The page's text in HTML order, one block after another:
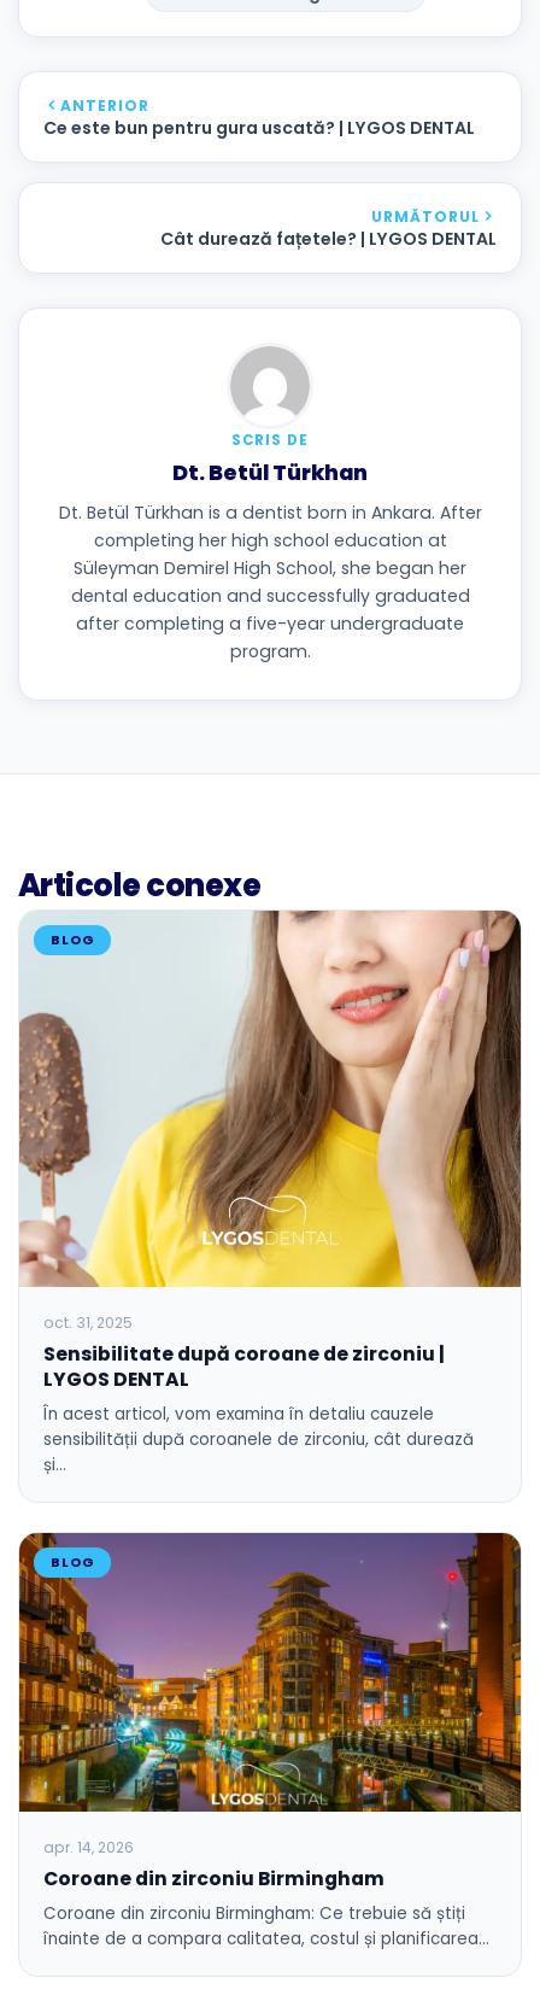
ANTERIOR
Ce este bun pentru gura uscată? | LYGOS DENTAL
URMĂTORUL
Cât durează fațetele? | LYGOS DENTAL
SCRIS DE
Dt. Betül Türkhan
Dt. Betül Türkhan is a dentist born in Ankara. After
completing her high school education at
Süleyman Demirel High School, she began her
dental education and successfully graduated
after completing a five-year undergraduate
program.
Articole conexe
BLOG
oct. 31, 2025
Sensibilitate după coroane de zirconiu |
LYGOS DENTAL
În acest articol, vom examina în detaliu cauzele
sensibilității după coroanele de zirconiu, cât durează
și…
BLOG
apr. 14, 2026
Coroane din zirconiu Birmingham
Coroane din zirconiu Birmingham: Ce trebuie să știți
înainte de a compara calitatea, costul și planificarea…